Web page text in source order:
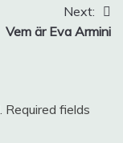
Next:
Vem är Eva Armini
Required fields